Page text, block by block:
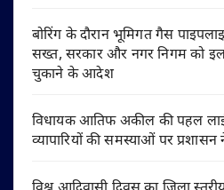
बोरिंग के दौरान भूमिगत गैस
सख्त, सरकार और नगर निगम को
चुकाने के आदेश
विधायक आतिफ अकील की पहल
व्यापारियों की समस्याओं पर प्रशासन